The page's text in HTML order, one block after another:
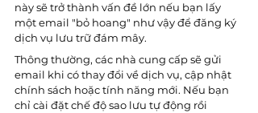
này sẽ trở thành vấn đề lớn nếu bạn lấy
một email "bỏ hoang" như vậy để đăng ký
dịch vụ lưu trữ đám mây.
Thông thường, các nhà cung cấp sẽ gửi
email khi có thay đổi về dịch vụ, cập nhật
chính sách hoặc tính năng mới. Nếu bạn
chỉ cài đặt chế độ sao lưu tự động rồi